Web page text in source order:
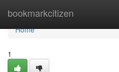
bookmarkcitizen
Home
Home
1